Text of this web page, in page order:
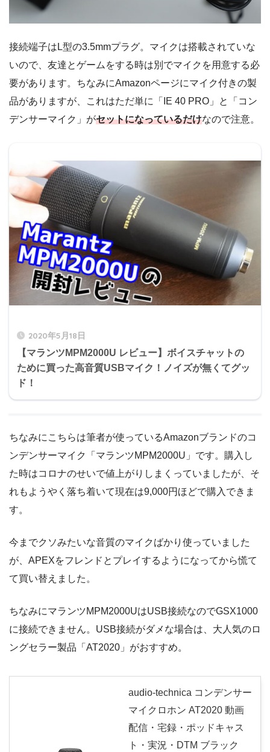
接続端子はL型の3.5mmプラグ。マイクは搭載されていな
いので、友達とゲームをする時は別でマイクを用意する必
要があります。ちなみにAmazonページにマイク付きの製
品がありますが、これはただ単に「IE 40 PRO」と「コン
デンサーマイク」がセットになっているだけなので注意。
2020年5月18日
【マランツMPM2000U レビュー】ボイスチャットの
ために買った高音質USBマイク！ノイズが無くてグッ
ド！
ちなみにこちらは筆者が使っているAmazonブランドのコ
ンデンサーマイク「マランツMPM2000U」です。購入し
た時はコロナのせいで値上がりしまくっていましたが、そ
れもようやく落ち着いて現在は9,000円ほどで購入できま
す。
今までクソみたいな音質のマイクばかり使っていました
が、APEXをフレンドとプレイするようになってから慌て
て買い替えました。
ちなみにマランツMPM2000UはUSB接続なのでGSX1000
に接続できません。USB接続がダメな場合は、大人気のロ
ングセラー製品「AT2020」がおすすめ。
audio-technica コンデンサー
マイクロホン AT2020 動画
配信・宅録・ポッドキャス
ト・実況・DTM ブラック